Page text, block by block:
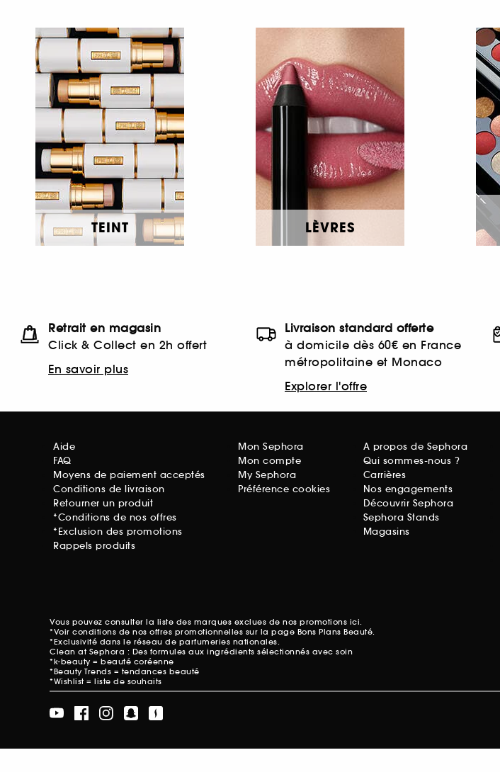
TEINT LÈVRES
Retrait en magasin
Click & Collect en 2h offert
En savoir plus
Livraison standard offerte
à domicile dès 60€ en France
métropolitaine et Monaco
Explorer l'offre
Aide
FAQ
Moyens de paiement acceptés
Conditions de livraison
Retourner un produit
*Conditions de nos offres
*Exclusion des promotions
Rappels produits
Mon Sephora
Mon compte
My Sephora
Préférence cookies
A propos de Sephora
Qui sommes-nous ?
Carrières
Nos engagements
Découvrir Sephora
Sephora Stands
Magasins
Vous pouvez consulter la liste des marques exclues de nos promotions ici.
*Voir conditions de nos offres promotionnelles sur la page Bons Plans Beauté.
*Exclusivité dans le réseau de parfumeries nationales.
Clean at Sephora : Des formules aux ingrédients sélectionnés avec soin
*k-beauty = beauté coréenne
*Beauty Trends = tendances beauté
*Wishlist = liste de souhaits